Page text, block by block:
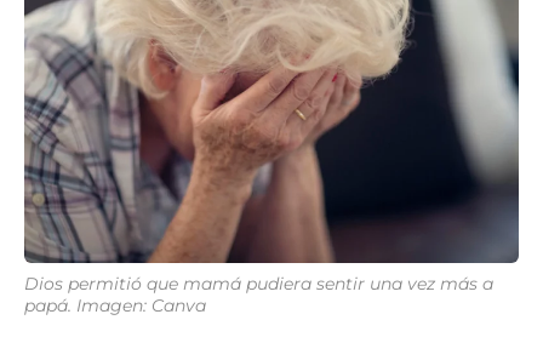
Dios permitió que mamá pudiera sentir una vez más a
papá. Imagen: Canva